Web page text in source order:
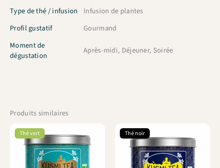
Type de thé / infusion
Infusion de plantes
Profil gustatif
Gourmand
Moment de
dégustation
Après-midi, Déjeuner, Soirée
Produits similaires
Thé vert Thé noir